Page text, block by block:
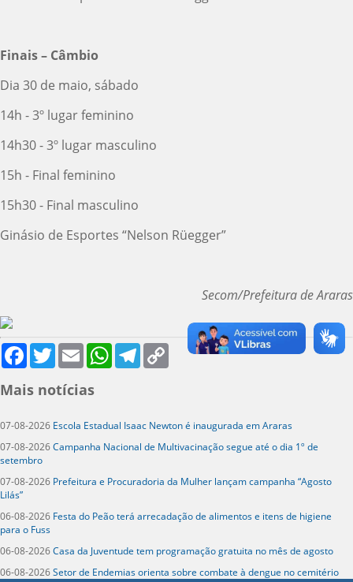
Finais – Câmbio
Dia 30 de maio, sábado
14h - 3º lugar feminino
14h30 - 3º lugar masculino
15h - Final feminino
15h30 - Final masculino
Ginásio de Esportes “Nelson Rüegger”
Secom/Prefeitura de Araras
FacebookTwitter Email WhatsAppTelegramCopy
Mais notícias
07-08-2026 Escola Estadual Isaac Newton é inaugurada em Araras
07-08-2026Campanha Nacional de Multivacinação segue até o dia 1º de
setembro
07-08-2026 Prefeitura e Procuradoria da Mulher lançam campanha “Agosto
Lilás”
06-08-2026 Festa do Peão terá arrecadação de alimentos e itens de higiene
para o Fuss
06-08-2026Casa da Juventude tem programação gratuita no mês de agosto
06-08-2026Setor de Endemias orienta sobre combate à dengue no cemitério